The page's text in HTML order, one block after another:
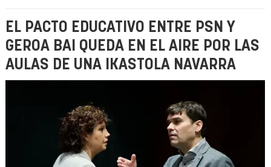
EL PACTO EDUCATIVO ENTRE PSN Y
GEROA BAI QUEDA EN EL AIRE POR LAS
AULAS DE UNA IKASTOLA NAVARRA